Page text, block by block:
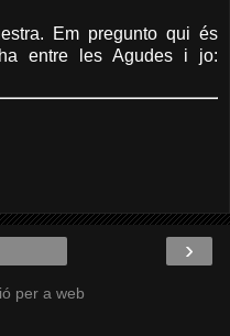
Em pregunto qui és
entre les Agudes i jo:
›
per a web